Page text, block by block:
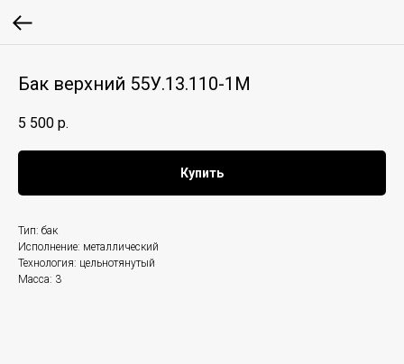
Бак верхний 55У.13.110-1М
5 500 р.
Купить
Тип: бак
Исполнение: металлический
Технология: цельнотянутый
Масса: 3